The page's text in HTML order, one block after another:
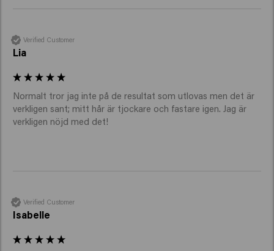
Verified Customer
Lia
Normalt tror jag inte på de resultat som utlovas men det är
verkligen sant; mitt hår är tjockare och fastare igen. Jag är
verkligen nöjd med det!
Verified Customer
Isabelle